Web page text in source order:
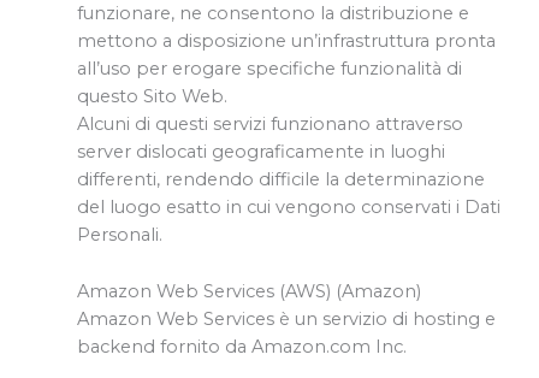
funzionare, ne consentono la distribuzione e
mettono a disposizione un’infrastruttura pronta
all’uso per erogare specifiche funzionalità di
questo Sito Web.
Alcuni di questi servizi funzionano attraverso
server dislocati geograficamente in luoghi
differenti, rendendo difficile la determinazione
del luogo esatto in cui vengono conservati i Dati
Personali.
Amazon Web Services (AWS) (Amazon)
Amazon Web Services è un servizio di hosting e
backend fornito da Amazon.com Inc.